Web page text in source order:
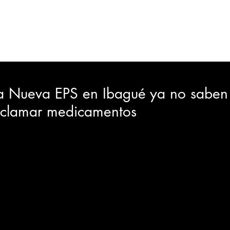
Nueva EPS en Ibagué ya no
medicamentos